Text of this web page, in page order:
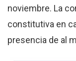
noviembre. La
constitutiva en
presencia de al